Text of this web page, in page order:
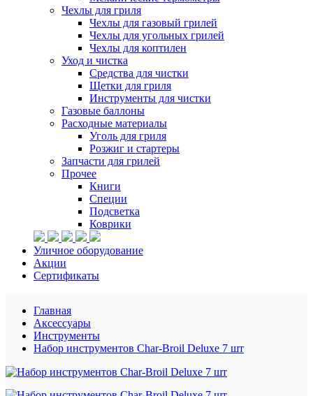
Чехлы для гриля
Чехлы для газовый грилей
Чехлы для угольных грилей
Чехлы для коптилен
Уход и чистка
Средства для чистки
Щетки для гриля
Инструменты для чистки
Газовые баллоны
Расходные материалы
Уголь для гриля
Розжиг и стартеры
Запчасти для грилей
Прочее
Книги
Специи
Подсветка
Коврики
Уличное оборудование
Акции
Сертификаты
Главная
Аксессуары
Инструменты
Набор инструментов Char-Broil Deluxe 7 шт